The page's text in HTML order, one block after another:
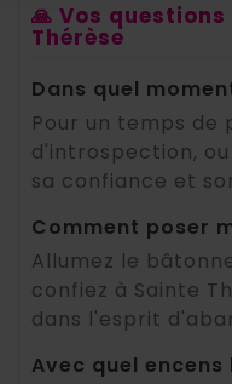
🙏 Vos
Thérèse
Dans quel
Pour un temps de
d'introspection,
sa confiance et
Comment poser
Allumez le
confiez à Sainte
dans l'esprit
Avec quel